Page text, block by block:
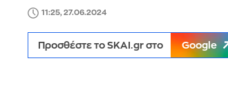
11:25, 27.06.2024
Προσθέστε το SKAI.gr στο Google